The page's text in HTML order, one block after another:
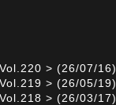
> (26/07/16)
> (26/05/19)
> (26/03/17)